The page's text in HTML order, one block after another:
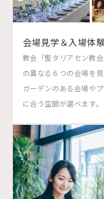
会場見学＆入場体
教会「聖タリアセン教
の異なる６つの会場を
ガーデンのある会場や
に合う空間が選べます。